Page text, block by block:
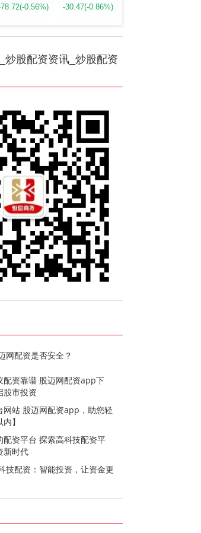
(-0.56%) -30.47(-0.86%)
炒股配资资讯_炒股配资
网配资是否安全？
配资靠谱 股迈网配资app下
股市投资
网站 股迈网配资app，助您轻
】
配资平台 探索高科技配资平
新时代
技配资：智能投资，让资金更